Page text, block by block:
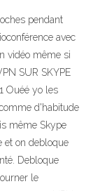
pendant
avec
vidéo même si
SUR SKYPE
Ouéé yo les
d'habitude
même Skype
et on debloque
Debloque
le